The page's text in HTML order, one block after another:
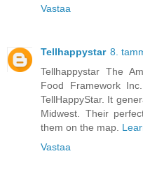
Vastaa
Tellhappystar 8.
Tellhappystar The
Food Framework
TellHappyStar. It
Midwest. Their
them on the map.
Vastaa